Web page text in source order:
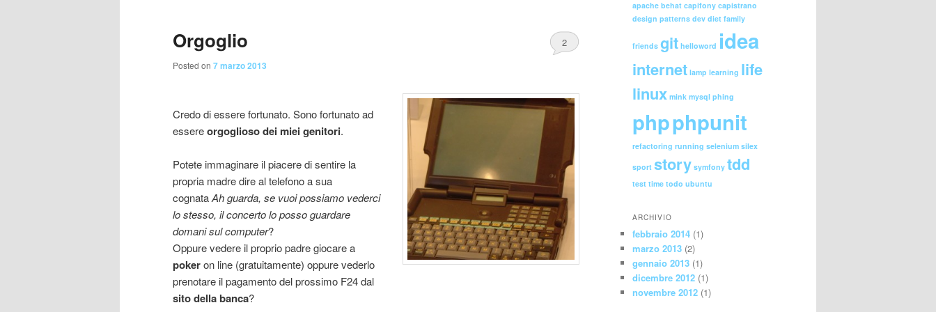
principale
secondario
Orgoglio
Posted on 7 marzo 2013
2
Credo di essere fortunato. Sono fortunato ad
essereorgoglioso dei miei genitori.
Potete immaginare il piacere di sentire la
propria madre dire al telefono a sua
cognataAh guarda, se vuoi possiamo vederci
lo stesso, il concerto lo posso guardare
domani sul computer?
Oppure vedere il proprio padre giocare a
pokeron line (gratuitamente) oppure vederlo
prenotare il pagamento del prossimo F24 dal
sito della banca?
apache behat capifony capistrano
design patterns dev diet family
friends git helloword idea
internet lamp learning life
linux mink mysql phing
phpphpunit
refactoring running selenium silex
sport story symfony tdd
test time todo ubuntu
ARCHIVIO
febbraio 2014 (1)
marzo 2013 (2)
gennaio 2013 (1)
dicembre 2012 (1)
novembre 2012 (1)